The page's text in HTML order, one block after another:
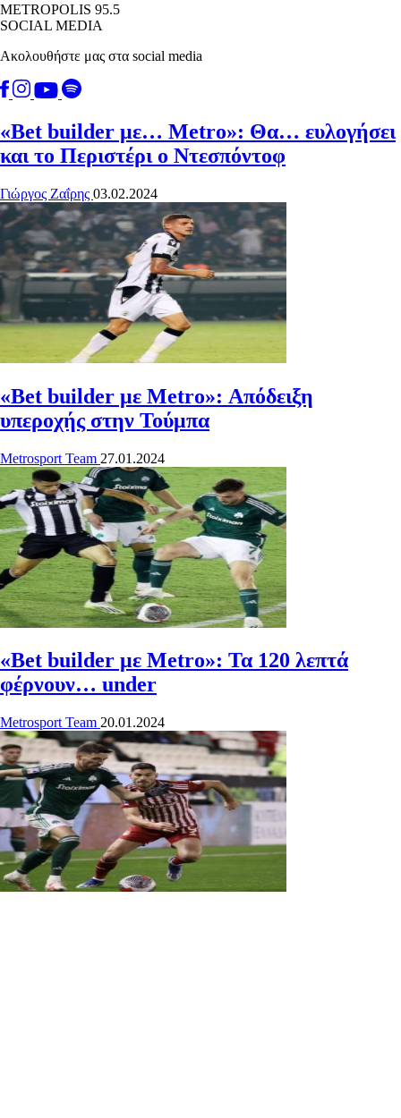
METROPOLIS 95.5
SOCIAL MEDIA
Ακολουθήστε μας στα social media
«Βet builder με… Metro»: Θα… ευλογήσει
και το Περιστέρι ο Ντεσπόντοφ
Γιώργος Ζαΐρης 03.02.2024
«Bet builder με Metro»: Απόδειξη
υπεροχής στην Τούμπα
Metrosport Team 27.01.2024
«Bet builder με Metro»: Τα 120 λεπτά
φέρνουν… under
Metrosport Team 20.01.2024